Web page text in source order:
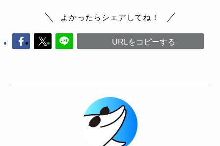
よかったらシェアしてね！
URLをコピーする